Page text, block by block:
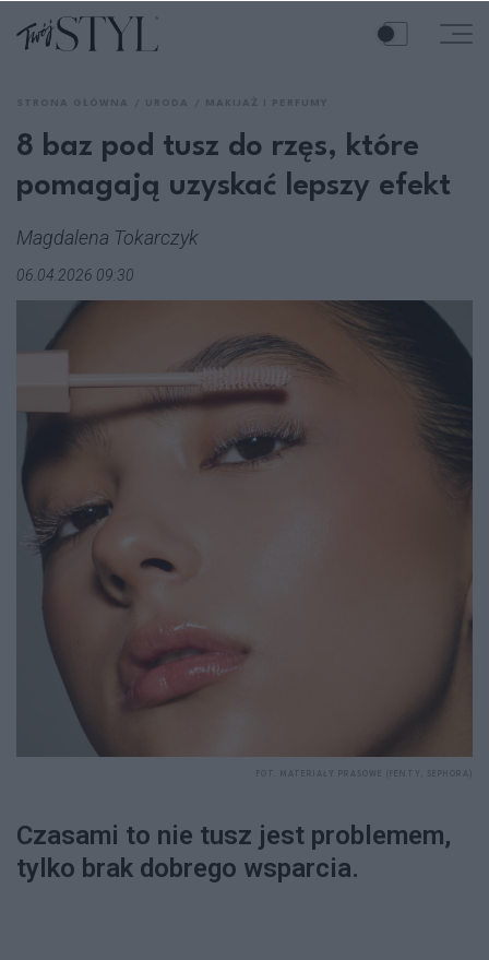
8 baz pod tusz do rzęs, które
pomagają uzyskać lepszy efekt
Magdalena Tokarczyk
06.04.2026 09:30
Czasami to nie tusz jest problemem,
tylko brak dobrego wsparcia.